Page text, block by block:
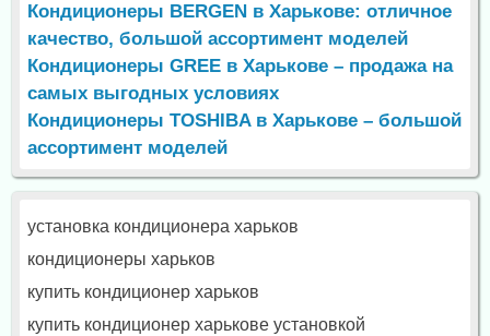
Кондиционеры BERGEN в Харькове: отличное
качество, большой ассортимент моделей
Кондиционеры GREE в Харькове – продажа на
самых выгодных условиях
Кондиционеры TOSHIBA в Харькове – большой
ассортимент моделей
установка кондиционера харьков
кондиционеры харьков
купить кондиционер харьков
купить кондиционер харькове установкой